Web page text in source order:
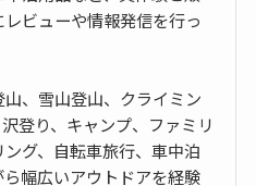
ビューや情報発信を行っ
、雪山登山、クライミン
登り、キャンプ、ファミリ
グ、自転車旅行、車中泊
幅広いアウトドアを経験